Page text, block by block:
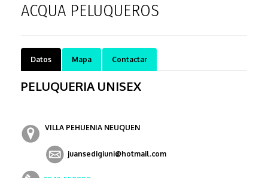
ACQUA PELUQUEROS
Datos Mapa Contactar
PELUQUERIA UNISEX
VILLA PEHUENIA NEUQUEN
juansedigiuni@hotmail.com